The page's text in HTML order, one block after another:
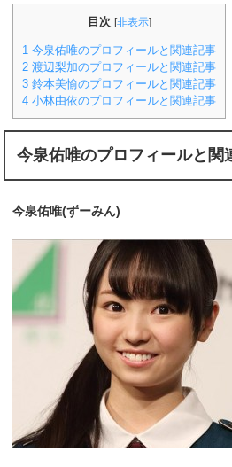
目次 [非表示]
1 今泉佑唯のプロフィールと関連記事
2 渡辺梨加のプロフィールと関連記事
3 鈴本美愉のプロフィールと関連記事
4 小林由依のプロフィールと関連記事
今泉佑唯のプロフィールと関
今泉佑唯(ずーみん)